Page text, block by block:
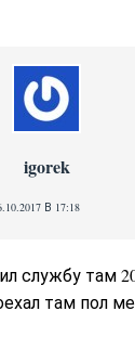
igorek
В 17:18
службу там
там пол